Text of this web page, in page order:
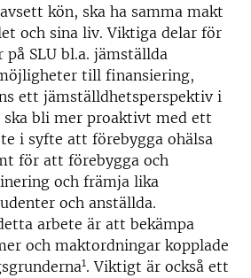
kön, ska ha samma makt
och sina liv. Viktiga delar för
SLU bl.a. jämställda
till finansiering,
ett jämställdhetsperspektiv i
ska bli mer proaktivt med ett
i syfte att förebygga ohälsa
för att förebygga och
och främja lika
och anställda.
arbete är att bekämpa
och maktordningar kopplade
1. Viktigt är också ett